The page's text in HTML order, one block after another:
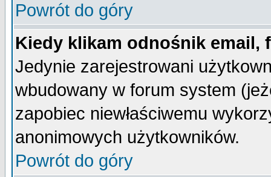
Powrót do góry
Kiedy klikam odnośnik email,
Jedynie zarejestrowani
wbudowany w forum system
zapobiec niewłaściwemu
anonimowych użytkowników.
Powrót do góry